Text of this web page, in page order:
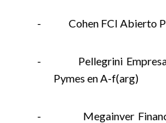
- Cohen FCI Abierto
-
Pellegrini
Pymes en A-f(arg)
-
Megainver